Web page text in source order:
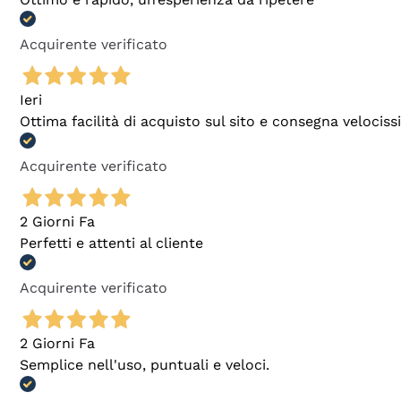
Acquirente verificato
Ieri
Ottima facilità di acquisto sul sito e consegna
Acquirente verificato
2 Giorni Fa
Perfetti e attenti al cliente
Acquirente verificato
2 Giorni Fa
Semplice nell'uso, puntuali e veloci.